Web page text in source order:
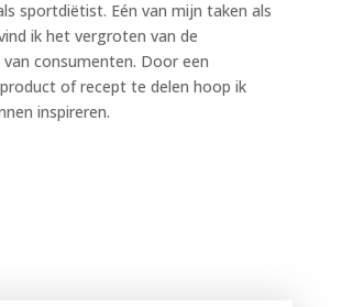
sportdiëtist. Eén van mijn taken als
ik het vergroten van de
consumenten. Door een
of recept te delen hoop ik
inspireren.